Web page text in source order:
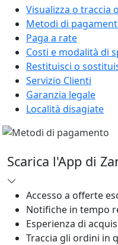
Visualizza o traccia
Metodi di
Paga a rate
Costi e modalità di
Restituisci o
Servizio Clienti
Garanzia legale
Località disagiate
Scarica l'App di
Accesso a offerte
Notifiche in tempo
Esperienza di
Traccia gli ordini in